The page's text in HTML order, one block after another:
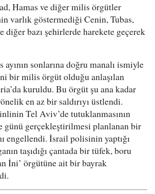
Hamas ve diğer milis örgütler
varlık göstermediği Cenin, Tubas,
diğer bazı şehirlerde harekete geçerek
sonlarına doğru manalı ismiyle
bir milis örgüt olduğu anlaşılan
kuruldu. Bu örgüt şu ana kadar
en az bir saldırıyı üstlendi.
Tel Aviv’de tutuklanmasının
günü gerçekleştirilmesi planlanan bir
engellendi. İsrail polisinin yaptığı
taşıdığı çantada bir tüfek, boru
İni’ örgütüne ait bir bayrak